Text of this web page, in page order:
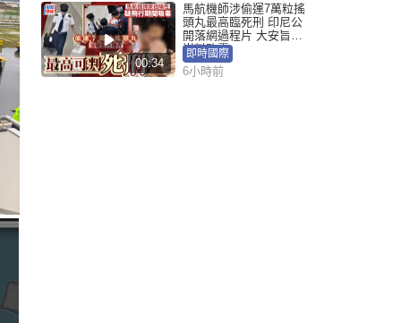
00:34
馬航機師涉偷運7萬粒搖
頭丸最高臨死刑 印尼公
開落網過程片 大安旨意
豈料敗露
即時國際
6小時前